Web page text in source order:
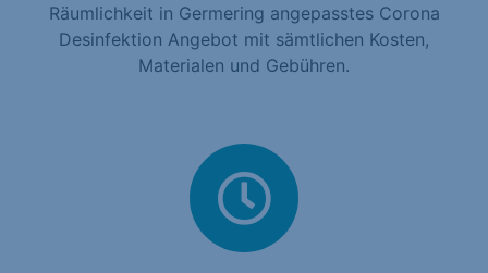
Räumlichkeit in Germering angepasstes Corona
Desinfektion Angebot mit sämtlichen Kosten,
Materialen und Gebühren.